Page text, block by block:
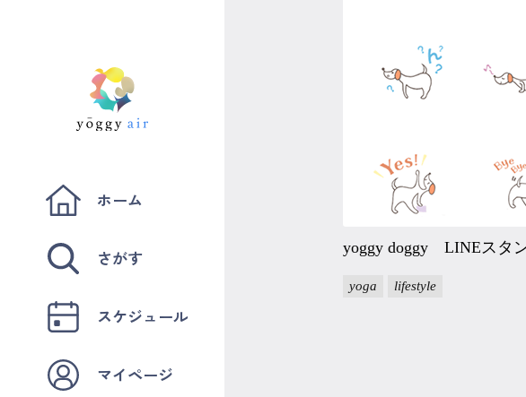
ホーム
さがす
スケジュール
マイページ
クラス参加にあたっての同意書
特定商取引にかかわる表示
yoggy doggy LINEスタ
yoga lifestyle